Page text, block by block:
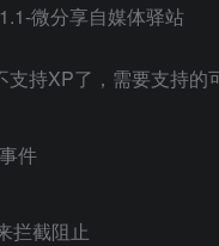
持XP了，需要支持的
件
拦截阻止